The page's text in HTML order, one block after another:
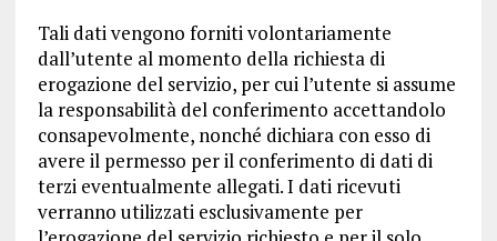
Tali dati vengono forniti volontariamente
dall’utente al momento della richiesta di
erogazione del servizio, per cui l’utente si assume
la responsabilità del conferimento accettandolo
consapevolmente, nonché dichiara con esso di
avere il permesso per il conferimento di dati di
terzi eventualmente allegati. I dati ricevuti
verranno utilizzati esclusivamente per